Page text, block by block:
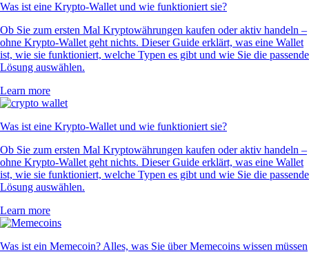
Was ist eine Krypto-Wallet und wie funktioniert sie?
Ob Sie zum ersten Mal Kryptowährungen kaufen oder aktiv handeln –
ohne Krypto-Wallet geht nichts. Dieser Guide erklärt, was eine Wallet
ist, wie sie funktioniert, welche Typen es gibt und wie Sie die passende
Lösung auswählen.
Learn more
Was ist eine Krypto-Wallet und wie funktioniert sie?
Ob Sie zum ersten Mal Kryptowährungen kaufen oder aktiv handeln –
ohne Krypto-Wallet geht nichts. Dieser Guide erklärt, was eine Wallet
ist, wie sie funktioniert, welche Typen es gibt und wie Sie die passende
Lösung auswählen.
Learn more
Was ist ein Memecoin? Alles, was Sie über Memecoins wissen müssen